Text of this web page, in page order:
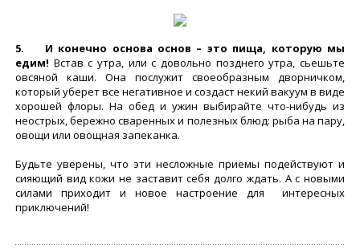
5. И конечно основа основ – это пища, которую мы
едим! Встав с утра, или с довольно позднего утра, сьешьте
овсяной каши. Она послужит своеобразным дворничком,
который уберет все негативное и создаст некий вакуум в виде
хорошей флоры. На обед и ужин выбирайте что-нибудь из
неострых, бережно сваренных и полезных блюд: рыба на пару,
овощи или овощная запеканка.
Будьте уверены, что эти несложные приемы подействуют и
сияющий вид кожи не заставит себя долго ждать. А с новыми
силами приходит и новое настроение для интересных
приключений!